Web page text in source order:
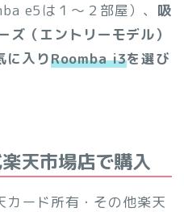
e5は１～２部屋）、 吸
（エントリーモデル）
に入りRoomba i3を選び
天市場店で購入
カード所有・その他楽天